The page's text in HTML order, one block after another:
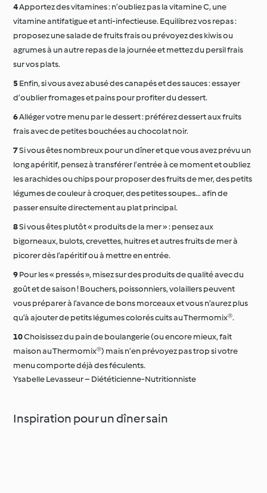
Apportez des vitamines : n’oubliez pas la vitamine C, une
vitamine antifatigue et anti-infectieuse. Equilibrez vos repas :
proposez une salade de fruits frais ou prévoyez des kiwis ou
agrumes à un autre repas de la journée et mettez du persil frais
sur vos plats.
Enfin, si vous avez abusé des canapés et des sauces : essayer
d’oublier fromages et pains pour profiter du dessert.
Alléger votre menu par le dessert : préférez dessert aux fruits
frais avec de petites bouchées au chocolat noir.
Si vous êtes nombreux pour un dîner et que vous avez prévu un
long apéritif, pensez à transférer l’entrée à ce moment et oubliez
les arachides ou chips pour proposer des fruits de mer, des petits
légumes de couleur à croquer, des petites soupes… afin de
passer ensuite directement au plat principal.
Si vous êtes plutôt « produits de la mer » : pensez aux
bigorneaux, bulots, crevettes, huitres et autres fruits de mer à
picorer dès l’apéritif ou à mettre en entrée.
Pour les « pressés », misez sur des produits de qualité avec du
goût et de saison ! Bouchers, poissonniers, volaillers peuvent
vous préparer à l’avance de bons morceaux et vous n’aurez plus
qu’à ajouter de petits légumes colorés cuits au Thermomix®.
Choisissez du pain de boulangerie (ou encore mieux, fait
maison au Thermomix®) mais n’en prévoyez pas trop si votre
menu comporte déjà des féculents.
Ysabelle Levasseur – Diététicienne-Nutritionniste
Inspiration pour un dîner sain